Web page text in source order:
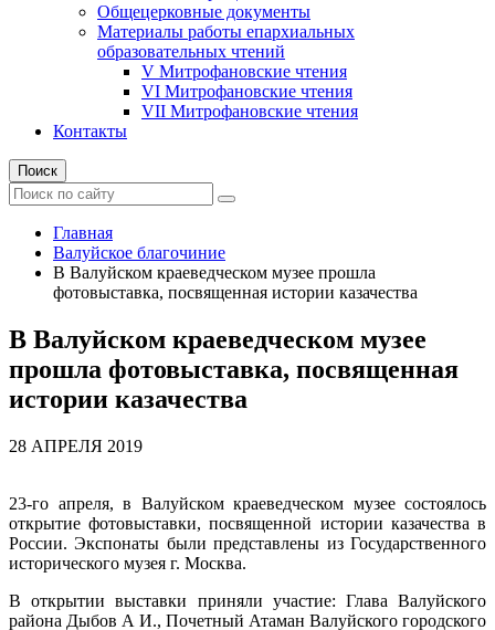
Общецерковные документы
Материалы работы епархиальных
образовательных чтений
V Митрофановские чтения
VI Митрофановские чтения
VII Митрофановские чтения
Контакты
Поиск
Главная
Валуйское благочиние
В Валуйском краеведческом музее прошла
фотовыставка, посвященная истории казачества
В Валуйском краеведческом музее
прошла фотовыставка, посвященная
истории казачества
28 АПРЕЛЯ 2019
23-го апреля, в Валуйском краеведческом музее состоялось
открытие фотовыставки, посвященной истории казачества в
России. Экспонаты были представлены из Государственного
исторического музея г. Москва.
В открытии выставки приняли участие: Глава Валуйского
района Дыбов А И., Почетный Атаман Валуйского городского